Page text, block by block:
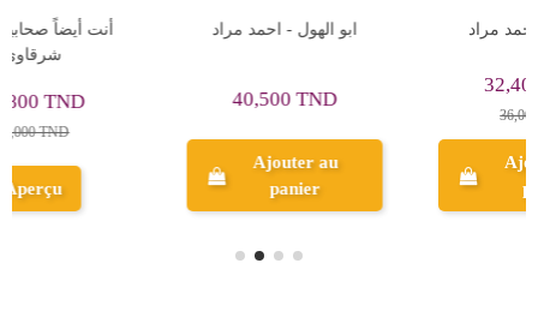
فيرتيجو - احمد مراد
Ajouter au
فاطمئن - عمر آل عوضه
Ajouter au